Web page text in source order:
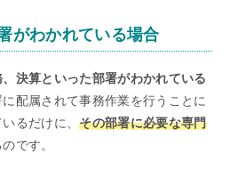
がわかれている場合
決算といった部署がわかれている
配属されて事務作業を行うことに
るだけに、その部署に必要な専門
です。